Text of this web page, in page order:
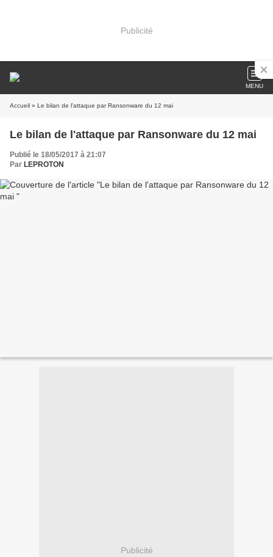
Publicité
MENU
Accueil » Le bilan de l'attaque par Ransonware du 12 mai
Le bilan de l'attaque par Ransonware du 12 mai
Publié le 18/05/2017 à 21:07
Par LEPROTON
Publicité